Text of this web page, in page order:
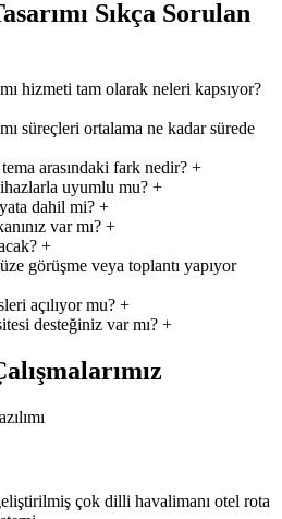
Sıkça Sorulan
hizmeti tam olarak neleri kapsıyor?
süreçleri ortalama ne kadar sürede
arasındaki fark nedir? +
uyumlu mu? +
dahil mi? +
var mı? +
+
görüşme veya toplantı yapıyor
açılıyor mu? +
desteğiniz var mı? +
çok dilli havalimanı otel rota